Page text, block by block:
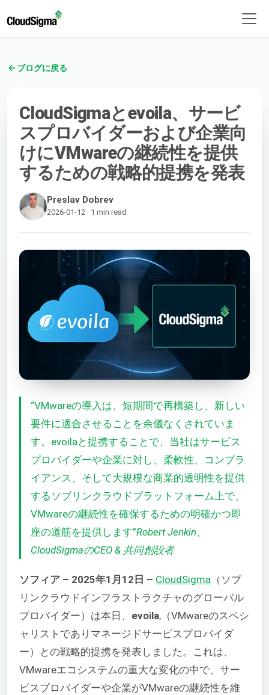
ブログに戻る
CloudSigmaとevoila、サービ
スプロバイダーおよび企業向
けにVMwareの継続性を提供
するための戦略的提携を発表
Preslav Dobrev
2026-01-12 · 1 min read
“VMwareの導入は、短期間で再構築し、新しい
要件に適合させることを余儀なくされていま
す。evoilaと提携することで、当社はサービス
プロバイダーや企業に対し、柔軟性、コンプラ
イアンス、そして大規模な商業的透明性を提供
するソブリンクラウドプラットフォーム上で、
VMwareの継続性を確保するための明確かつ即
座の道筋を提供します”Robert Jenkin、
CloudSigmaのCEO & 共同創設者
ソフィア – 2025年1月12日 – CloudSigma （ソブ
リンクラウドインフラストラクチャのグローバル
プロバイダー）は本日、 evoila, （VMwareのスペシ
ャリストでありマネージドサービスプロバイダ
ー）との戦略的提携を発表しました。これは、
VMwareエコシステムの重大な変化の中で、サー
ビスプロバイダーや企業がVMwareの継続性を維